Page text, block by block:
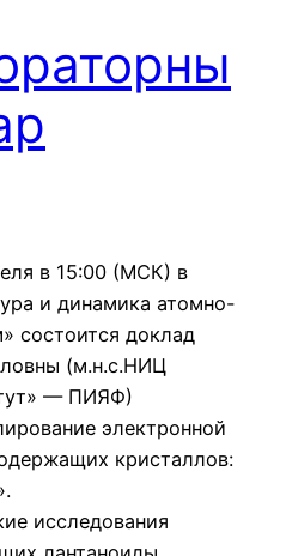
в 15:00 (МСК) в
и динамика атомно-
состоится доклад
(м.н.с.НИЦ
— ПИЯФ)
электронной
кристаллов:
исследования